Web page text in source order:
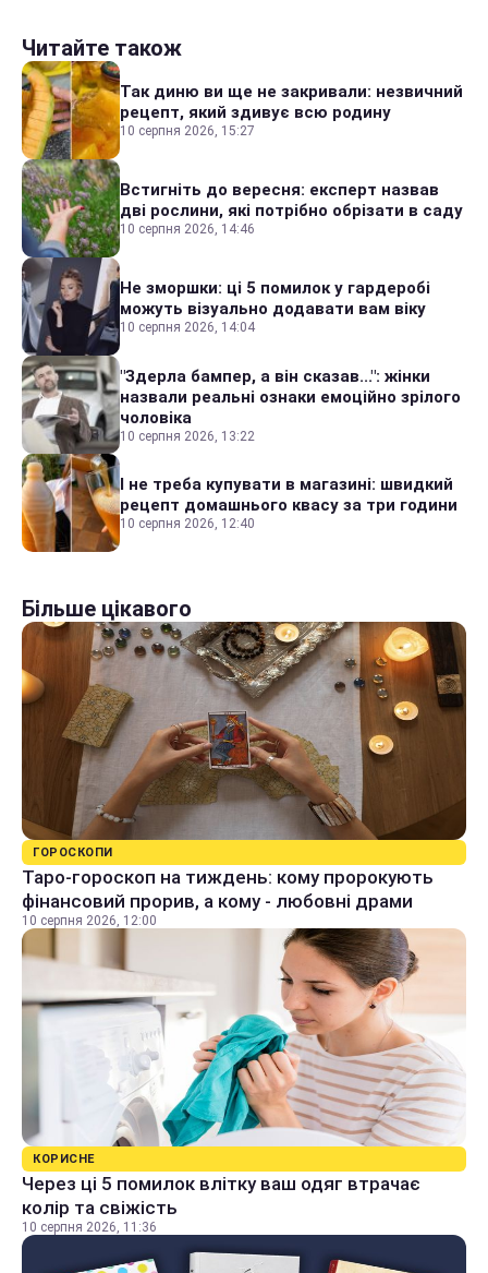
Читайте також
Так диню ви ще не закривали: незвичний
рецепт, який здивує всю родину
10 серпня 2026, 15:27
Встигніть до вересня: експерт назвав
дві рослини, які потрібно обрізати в саду
10 серпня 2026, 14:46
Не зморшки: ці 5 помилок у гардеробі
можуть візуально додавати вам віку
10 серпня 2026, 14:04
"Здерла бампер, а він сказав...": жінки
назвали реальні ознаки емоційно зрілого
чоловіка
10 серпня 2026, 13:22
І не треба купувати в магазині: швидкий
рецепт домашнього квасу за три години
10 серпня 2026, 12:40
Більше цікавого
ГОРОСКОПИ
Таро-гороскоп на тиждень: кому пророкують
фінансовий прорив, а кому - любовні драми
10 серпня 2026, 12:00
КОРИСНЕ
Через ці 5 помилок влітку ваш одяг втрачає
колір та свіжість
10 серпня 2026, 11:36